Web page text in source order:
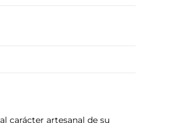
carácter artesanal de su